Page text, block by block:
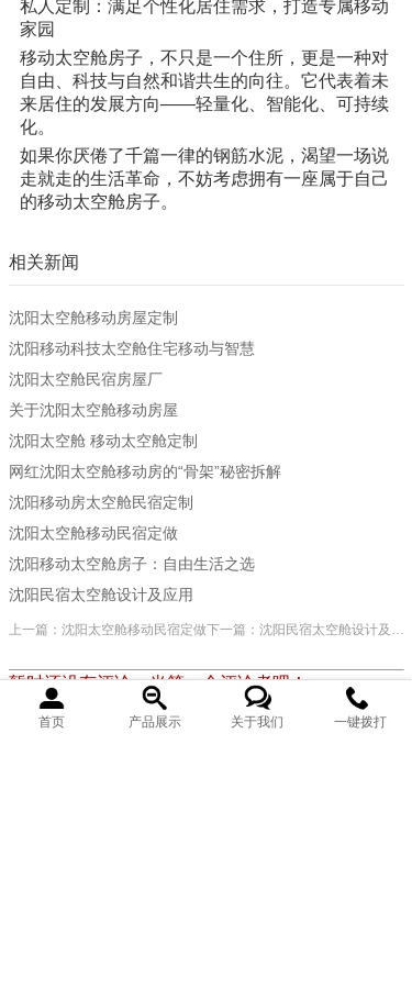
私人定制：满足个性化居住需求，打造专属移动
家园
移动太空舱房子，不只是一个住所，更是一种对
自由、科技与自然和谐共生的向往。它代表着未
来居住的发展方向——轻量化、智能化、可持续
化。
如果你厌倦了千篇一律的钢筋水泥，渴望一场说
走就走的生活革命，不妨考虑拥有一座属于自己
的移动太空舱房子。
相关新闻
沈阳太空舱移动房屋定制
沈阳移动科技太空舱住宅移动与智慧
沈阳太空舱民宿房屋厂
关于沈阳太空舱移动房屋
沈阳太空舱 移动太空舱定制
网红沈阳太空舱移动房的“骨架”秘密拆解
沈阳移动房太空舱民宿定制
沈阳太空舱移动民宿定做
沈阳移动太空舱房子：自由生活之选
沈阳民宿太空舱设计及应用
上一篇：沈阳太空舱移动民宿定做 下一篇：沈阳民宿太空舱设计及应用
暂时还没有评论，当第一个评论者吧！
发表评论
首页 产品展示 关于我们 一键拨打